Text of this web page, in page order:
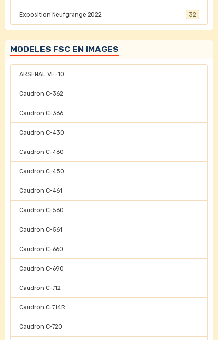
Exposition Neufgrange 2022 32
MODELES FSC EN IMAGES
ARSENAL VB-10
Caudron C-362
Caudron C-366
Caudron C-430
Caudron C-460
Caudron C-450
Caudron C-461
Caudron C-560
Caudron C-561
Caudron C-660
Caudron C-690
Caudron C-712
Caudron C-714R
Caudron C-720